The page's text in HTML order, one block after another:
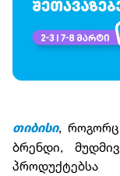
თიბისი, როგორც
ბრენდი,